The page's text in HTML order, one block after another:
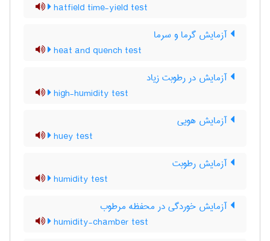
hatfield time-yield test
آزمایش گرما و سرما
heat and quench test
آزمایش در رطوبت زیاد
high-humidity test
آزمایش هویی
huey test
آزمایش رطوبت
humidity test
آزمایش خوردگی در محفظه مرطوب
humidity-chamber test